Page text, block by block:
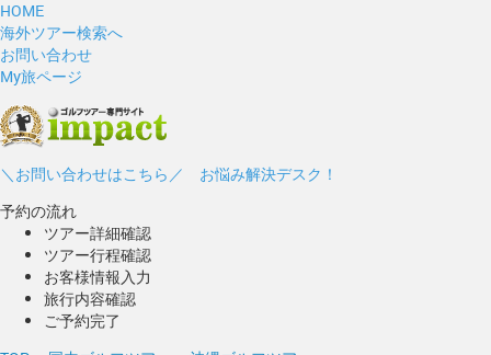
HOME
海外ツアー検索へ
お問い合わせ
My旅ページ
＼お問い合わせはこちら／ お悩み解決デスク！
予約の流れ
ツアー詳細確認
ツアー行程確認
お客様情報入力
旅行内容確認
ご予約完了